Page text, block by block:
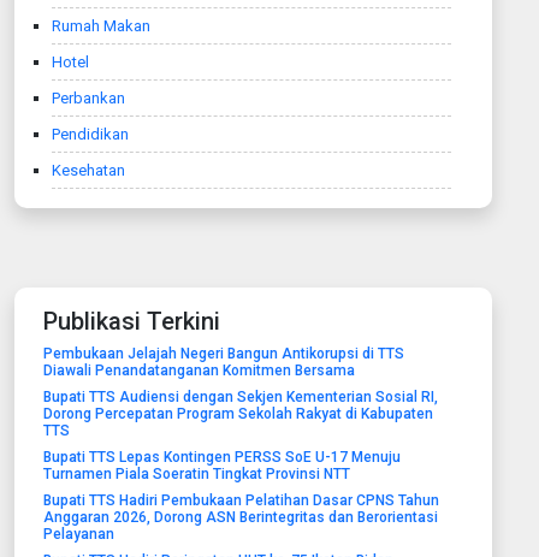
Rumah Makan
Hotel
Perbankan
Pendidikan
Kesehatan
Publikasi Terkini
Pembukaan Jelajah Negeri Bangun Antikorupsi di TTS
Diawali Penandatanganan Komitmen Bersama
Bupati TTS Audiensi dengan Sekjen Kementerian Sosial RI,
Dorong Percepatan Program Sekolah Rakyat di Kabupaten
TTS
Bupati TTS Lepas Kontingen PERSS SoE U-17 Menuju
Turnamen Piala Soeratin Tingkat Provinsi NTT
Bupati TTS Hadiri Pembukaan Pelatihan Dasar CPNS Tahun
Anggaran 2026, Dorong ASN Berintegritas dan Berorientasi
Pelayanan